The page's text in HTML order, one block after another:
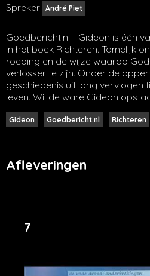
Spreker André Piet
Goedbericht.nl - Gideon is één
in het boek Richteren. Tamelijk
roeping en de wijze waarop
verlosser te zijn. Onder de
geschiedenis uit lang vervlogen
leven. Wil de ware Gideon
Gideon Goedbericht.nl Richteren
Afleveringen
7